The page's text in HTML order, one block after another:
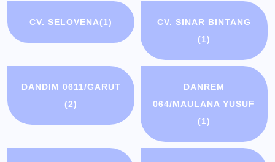
CV. SELOVENA(1)
CV. SINAR BINTANG
(1)
DANDIM 0611/GARUT
(2)
DANREM
064/MAULANA YUSUF
(1)